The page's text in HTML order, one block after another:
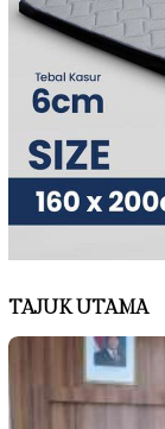
TAJUK UTAMA